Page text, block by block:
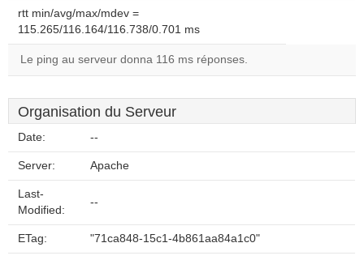
rtt min/avg/max/mdev =
115.265/116.164/116.738/0.701 ms
Le ping au serveur donna 116 ms réponses.
Organisation du Serveur
Date: --
Server: Apache
Last-
Modified:
--
ETag: "71ca848-15c1-4b861aa84a1c0"